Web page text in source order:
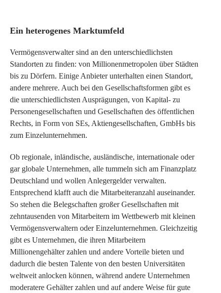
Ein heterogenes Marktumfeld
Vermögensverwalter sind an den unterschiedlichsten
Standorten zu finden: von Millionenmetropolen über Städten
bis zu Dörfern. Einige Anbieter unterhalten einen Standort,
andere mehrere. Auch bei den Gesellschaftsformen gibt es
die unterschiedlichsten Ausprägungen, von Kapital- zu
Personengesellschaften und Gesellschaften des öffentlichen
Rechts, in Form von SEs, Aktiengesellschaften, GmbHs bis
zum Einzelunternehmen.
Ob regionale, inländische, ausländische, internationale oder
gar globale Unternehmen, alle tummeln sich am Finanzplatz
Deutschland und wollen Anlegergelder verwalten.
Entsprechend klafft auch die Mitarbeiteranzahl auseinander.
So stehen die Belegschaften großer Gesellschaften mit
zehntausenden von Mitarbeitern im Wettbewerb mit kleinen
Vermögensverwaltern oder Einzelunternehmen. Gleichzeitig
gibt es Unternehmen, die ihren Mitarbeitern
Millionengehälter zahlen und andere Vorteile bieten und
dadurch die besten Talente von den besten Universitäten
weltweit anlocken können, während andere Unternehmen
moderatere Gehälter zahlen und auf andere Weise für gute